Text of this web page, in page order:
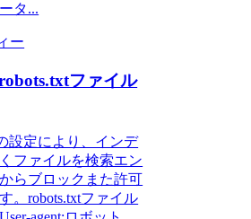
タ...
ー
ファイル
設定により、インデ
ファイルを検索エン
らブロックまた許可
。robots.txtファイル